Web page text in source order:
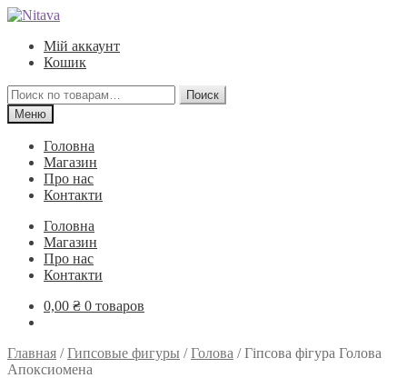
Перейти
навигации
Перейти
содержимому
Мій аккаунт
Кошик
Искать:
Поиск
Меню
Головна
Магазин
Про нас
Контакти
Головна
Магазин
Про нас
Контакти
0,00 ₴ 0 товаров
Главная /Гипсовые фигуры /Голова /Гіпсова фігура Голова
Апоксиомена